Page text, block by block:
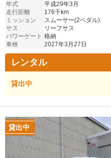
年式
平成29年3月
走行距離
176千km
ミッション
スムーサー(2ペダル)
サス
リーフサス
パワーゲート 格納
車検
2027年3月27日
レンタル
貸出中
貸出中